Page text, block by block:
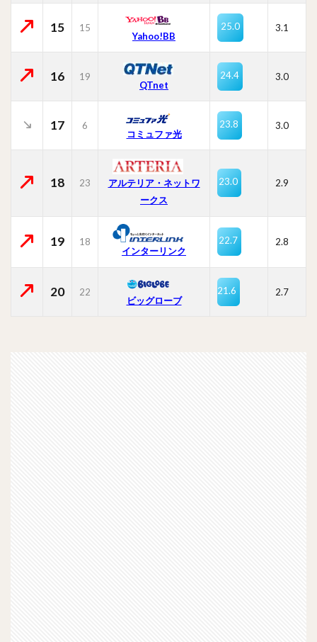
15 15
Yahoo!BB
25.0 3.1
16 19
QTnet
24.4 3.0
17 6
コミュファ光
23.8 3.0
18 23
アルテリア・ネットワ
ークス
23.0 2.9
19
18
インターリンク
22.7 2.8
20 22
ビッグローブ
21.6 2.7